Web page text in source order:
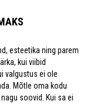
esteetika ning parem
kui viibid
valgustus ei ole
Mõtle oma kodu
soovid. Kui sa ei